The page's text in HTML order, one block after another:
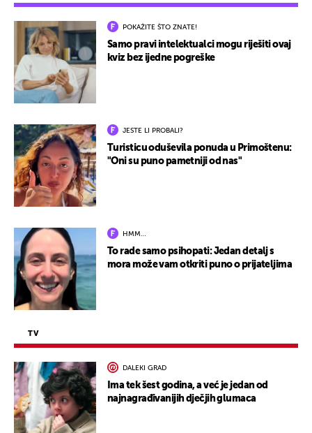
POKAŽITE ŠTO ZNATE!
Samo pravi intelektualci mogu riješiti ovaj
kviz bez ijedne pogreške
JESTE LI PROBALI?
Turisticu oduševila ponuda u Primoštenu:
"Oni su puno pametniji od nas"
HMM…
To rade samo psihopati: Jedan detalj s
mora može vam otkriti puno o prijateljima
TV
DALEKI GRAD
Ima tek šest godina, a već je jedan od
najnagrađivanijih dječjih glumaca